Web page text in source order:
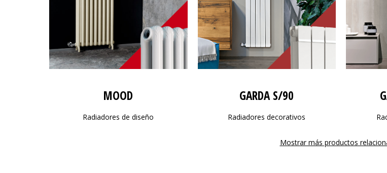
MOOD
Radiadores de diseño
GARDA S/90
Radiadores decorativos
Mostrar más productos